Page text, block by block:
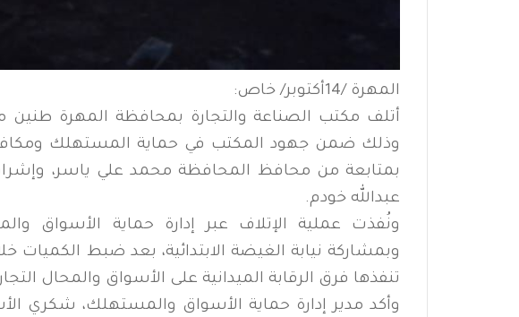
المهرة /14أكتوبر/ خاص:
أتلف مكتب الصناعة والتجارة بمحافظة المهرة طنين
وذلك ضمن جهود المكتب في حماية المستهلك
بمتابعة من محافظ المحافظة محمد علي ياسر،
عبدالله خودم.
ونُفذت عملية الإتلاف عبر إدارة حماية الأسواق
وبمشاركة نيابة الغيضة الابتدائية، بعد ضبط الكميات
تنفذها فرق الرقابة الميدانية على الأسواق والمحال
وأكد مدير إدارة حماية الأسواق والمستهلك، شكري